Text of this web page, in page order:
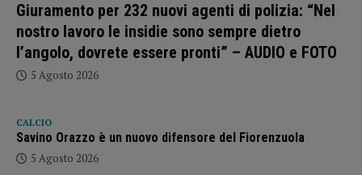
Giuramento per 232 nuovi agenti di polizia: “Nel
nostro lavoro le insidie sono sempre dietro
l’angolo, dovrete essere pronti” – AUDIO e FOTO
5 Agosto 2026
CALCIO
Savino Orazzo è un nuovo difensore del Fiorenzuola
5 Agosto 2026